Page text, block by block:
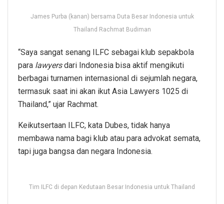
James Purba (kanan) bersama Duta Besar Indonesia untuk
Thailand Rachmat Budiman
“Saya sangat senang ILFC sebagai klub sepakbola
para lawyersdari Indonesia bisa aktif mengikuti
berbagai turnamen internasional di sejumlah negara,
termasuk saat ini akan ikut Asia Lawyers 1025 di
Thailand,” ujar Rachmat.
Keikutsertaan ILFC, kata Dubes, tidak hanya
membawa nama bagi klub atau para advokat semata,
tapi juga bangsa dan negara Indonesia.
Tim ILFC di depan Kedutaan Besar Indonesia untuk Thailand